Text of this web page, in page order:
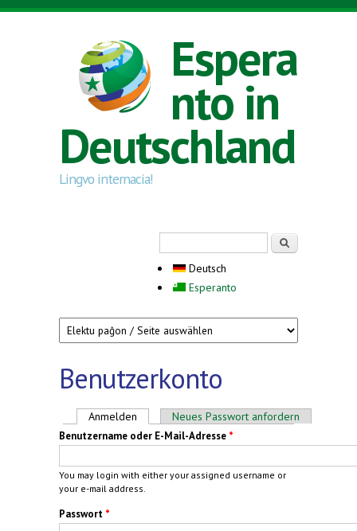
Direkt zum Inhalt
Espera
nto in
Deutschland
Lingvo internacia!
Deutsch
Esperanto
Benutzerkonto
Haupt-Reiter
Anmelden (aktiver Reiter)
Neues Passwort anfordern
Benutzername oder E-Mail-Adresse *
You may login with either your assigned username or
your e-mail address.
Passwort *